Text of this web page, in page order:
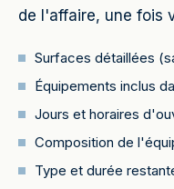
de l'affaire, une fois
Surfaces détaillées
Équipements inclus
Jours et horaires
Composition de
Type et durée